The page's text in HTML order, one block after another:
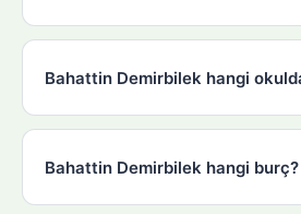
Bahattin Demirbilek hangi
Bahattin Demirbilek hangi burç?